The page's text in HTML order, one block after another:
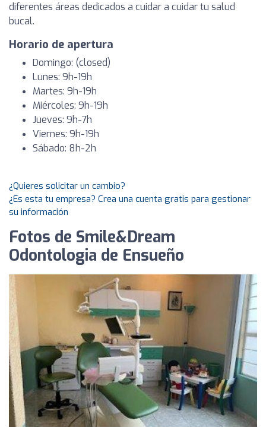
diferentes áreas dedicados a cuidar a cuidar tu salud
bucal.
Horario de apertura
Domingo: (closed)
Lunes: 9h-19h
Martes: 9h-19h
Miércoles: 9h-19h
Jueves: 9h-7h
Viernes: 9h-19h
Sábado: 8h-2h
¿Quieres solicitar un cambio?
¿Es esta tu empresa? Crea una cuenta gratis para gestionar
su información
Fotos de Smile&Dream
Odontologia de Ensueño